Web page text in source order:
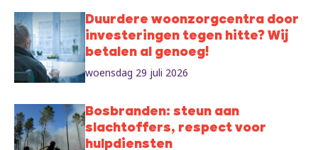
Duurdere woonzorgcentra door
investeringen tegen hitte? Wij
betalen al genoeg!
woensdag 29 juli 2026
Bosbranden: steun aan
slachtoffers, respect voor
hulpdiensten